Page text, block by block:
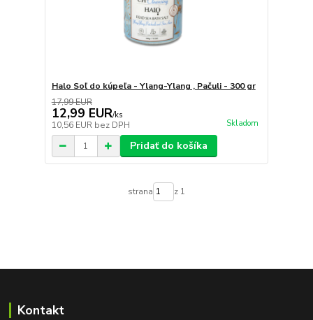
Halo Soľ do kúpeľa - Ylang-Ylang , Pačuli - 300 gr
17,99 EUR
12,99 EUR/ks
10,56 EUR bez DPH Skladom
Pridať do košíka
strana z 1
Kontakt